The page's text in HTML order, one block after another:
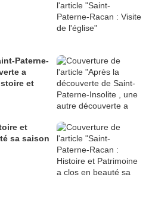
Paterne-
et
et
sa saison